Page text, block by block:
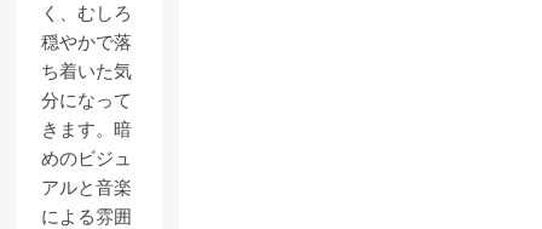
く、むしろ
穏やかで落
ち着いた気
分になって
きます。暗
めのビジュ
アルと音楽
による雰囲